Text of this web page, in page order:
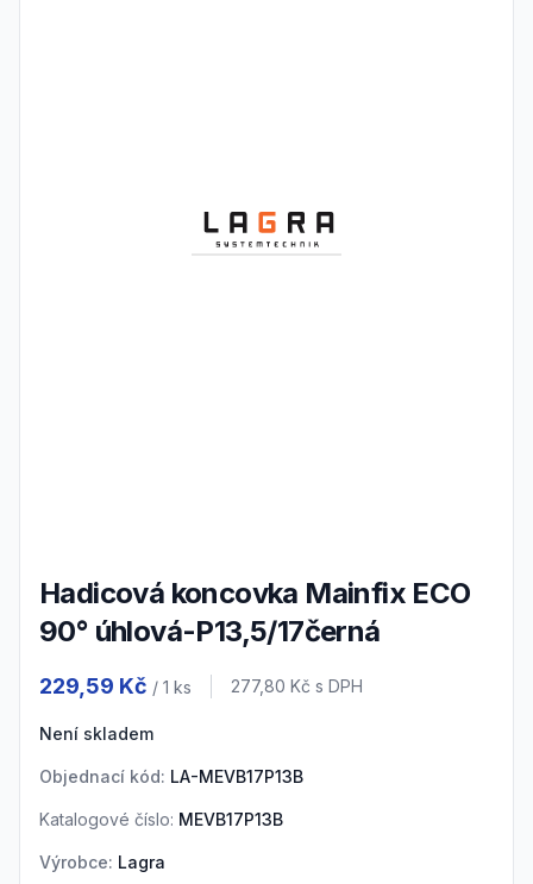
Hadicová koncovka Mainfix ECO
90° úhlová-P13,5/17černá
229,59 Kč / 1 ks Cena s DPH
277,80 Kč s DPH
Není skladem
Objednací kód: LA-MEVB17P13B
Katalogové číslo: MEVB17P13B
Výrobce: Lagra